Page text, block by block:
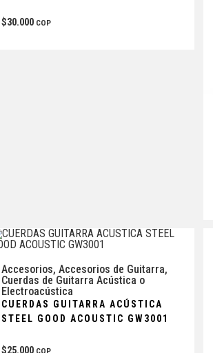
$30.000 COP
Accesorios,Accesorios de Guitarra,
Cuerdas de Guitarra Acústica o
Electroacústica
CUERDAS GUITARRA ACÚSTICA
STEEL GOOD ACOUSTIC GW3001